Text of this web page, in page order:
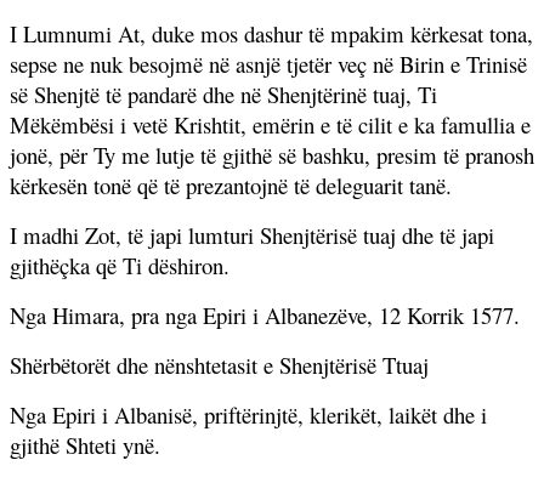
I Lumnumi At, duke mos dashur të mpakim kërkesat tona,
sepse ne nuk besojmë në asnjë tjetër veç në Birin e Trinisë
së Shenjtë të pandarë dhe në Shenjtërinë tuaj, Ti
Mëkëmbësi i vetë Krishtit, emërin e të cilit e ka famullia e
jonë, për Ty me lutje të gjithë së bashku, presim të pranosh
kërkesën tonë që të prezantojnë të deleguarit tanë.
I madhi Zot, të japi lumturi Shenjtërisë tuaj dhe të japi
gjithëçka që Ti dëshiron.
Nga Himara, pra nga Epiri i Albanezëve, 12 Korrik 1577.
Shërbëtorët dhe nënshtetasit e Shenjtërisë Ttuaj
Nga Epiri i Albanisë, priftërinjtë, klerikët, laikët dhe i
gjithë Shteti ynë.